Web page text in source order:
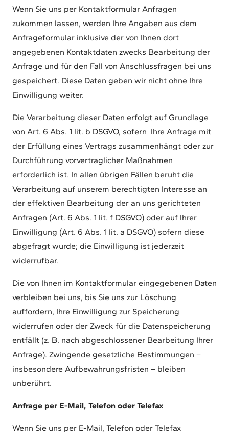
Wenn Sie uns per Kontaktformular Anfragen
zukommen lassen, werden Ihre Angaben aus dem
Anfrageformular inklusive der von Ihnen dort
angegebenen Kontaktdaten zwecks Bearbeitung der
Anfrage und für den Fall von Anschlussfragen bei uns
gespeichert. Diese Daten geben wir nicht ohne Ihre
Einwilligung weiter.
Die Verarbeitung dieser Daten erfolgt auf Grundlage
von Art. 6 Abs. 1 lit. b DSGVO, sofern Ihre Anfrage mit
der Erfüllung eines Vertrags zusammenhängt oder zur
Durchführung vorvertraglicher Maßnahmen
erforderlich ist. In allen übrigen Fällen beruht die
Verarbeitung auf unserem berechtigten Interesse an
der effektiven Bearbeitung der an uns gerichteten
Anfragen (Art. 6 Abs. 1 lit. f DSGVO) oder auf Ihrer
Einwilligung (Art. 6 Abs. 1 lit. a DSGVO) sofern diese
abgefragt wurde; die Einwilligung ist jederzeit
widerrufbar.
Die von Ihnen im Kontaktformular eingegebenen Daten
verbleiben bei uns, bis Sie uns zur Löschung
auffordern, Ihre Einwilligung zur Speicherung
widerrufen oder der Zweck für die Datenspeicherung
entfällt (z. B. nach abgeschlossener Bearbeitung Ihrer
Anfrage). Zwingende gesetzliche Bestimmungen –
insbesondere Aufbewahrungsfristen – bleiben
unberührt.
Anfrage per E-Mail, Telefon oder Telefax
Wenn Sie uns per E-Mail, Telefon oder Telefax